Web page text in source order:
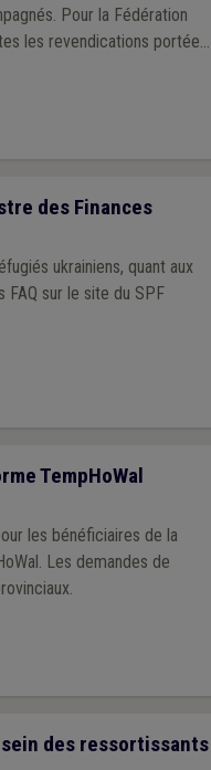
Pour la Fédération
les revendications portées
des Finances
ukrainiens, quant aux
sur le site du SPF
TempHoWal
les bénéficiaires de la
Les demandes de
des ressortissants